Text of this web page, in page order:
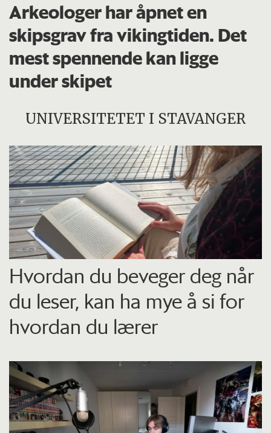
Arkeologer har åpnet en
skipsgrav fra vikingtiden. Det
mest spennende kan ligge
under skipet
UNIVERSITETET I STAVANGER
Hvordan du beveger deg når
du leser, kan ha mye å si for
hvordan du lærer